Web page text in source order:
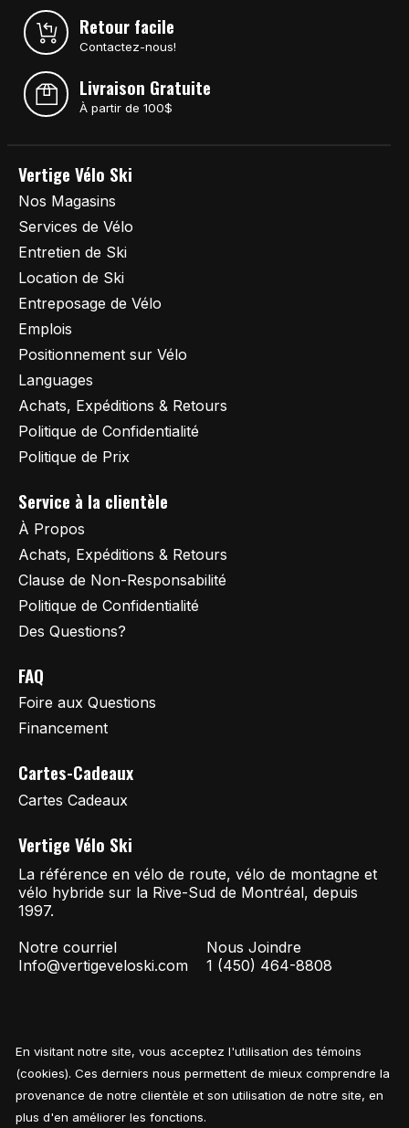
Retour facile
Contactez-nous!
Livraison Gratuite
À partir de 100$
Vertige Vélo Ski
Nos Magasins
Services de Vélo
Entretien de Ski
Location de Ski
Entreposage de Vélo
Emplois
Positionnement sur Vélo
Languages
Achats, Expéditions & Retours
Politique de Confidentialité
Politique de Prix
Service à la clientèle
À Propos
Achats, Expéditions & Retours
Clause de Non-Responsabilité
Politique de Confidentialité
Des Questions?
FAQ
Foire aux Questions
Financement
Cartes-Cadeaux
Cartes Cadeaux
Vertige Vélo Ski
La référence en vélo de route, vélo de montagne et
vélo hybride sur la Rive-Sud de Montréal, depuis
1997.
Notre courriel
Info@vertigeveloski.com
Nous Joindre
1 (450) 464-8808
© Copyright 2026 Vertige Vélo Ski
En visitant notre site, vous acceptez l'utilisation des témoins
(cookies). Ces derniers nous permettent de mieux comprendre la
provenance de notre clientèle et son utilisation de notre site, en
plus d'en améliorer les fonctions.